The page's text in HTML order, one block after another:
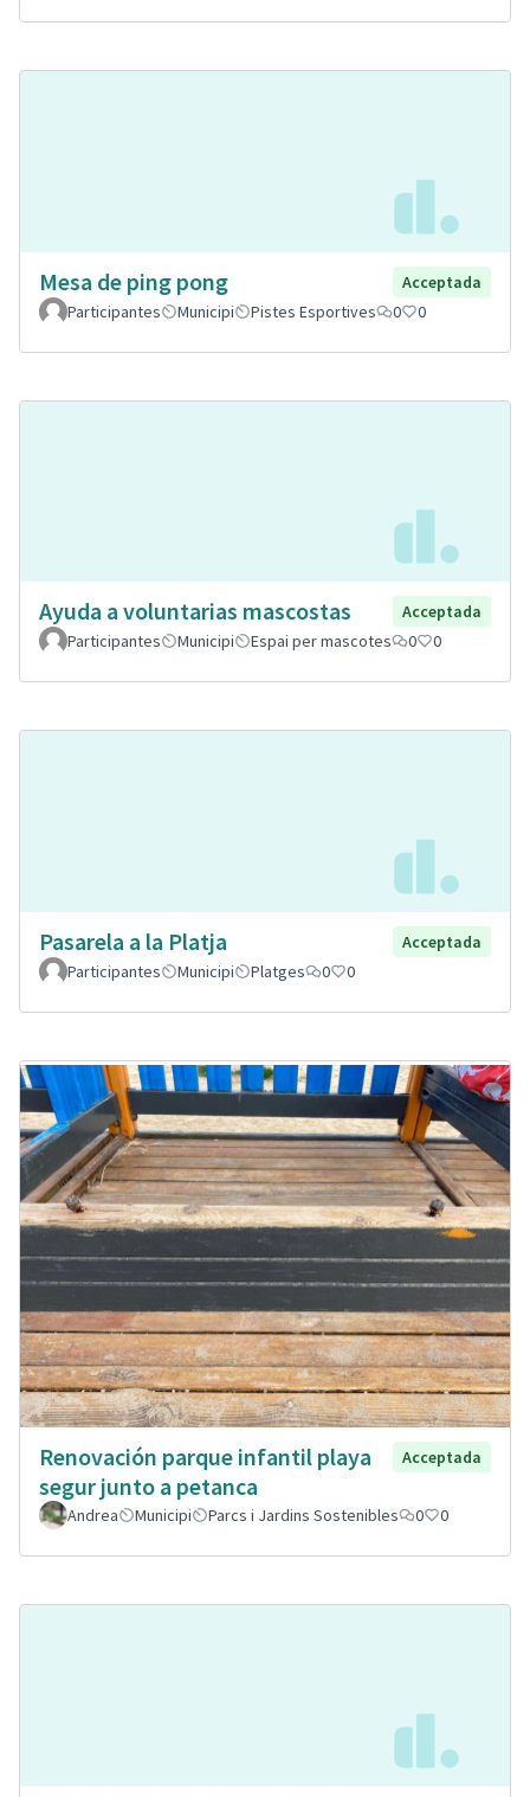
Mesa de ping pong
Acceptada
Participantes
Municipi Pistes Esportives 0 0
Ayuda a voluntarias mascostas
Acceptada
Participantes
Municipi Espai per mascotes 0 0
Pasarela a la Platja
Acceptada
Participantes
Municipi Platges 0 0
Renovación parque infantil playa
segur junto a petanca
Acceptada
Andrea Municipi Parcs i Jardins Sostenibles 0 0